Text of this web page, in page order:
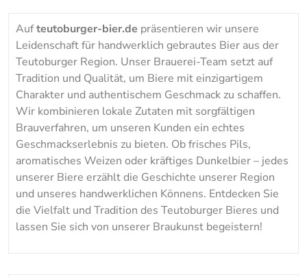
Aufteutoburger-bier.de präsentieren wir unsere
Leidenschaft für handwerklich gebrautes Bier aus der
Teutoburger Region. Unser Brauerei-Team setzt auf
Tradition und Qualität, um Biere mit einzigartigem
Charakter und authentischem Geschmack zu schaffen.
Wir kombinieren lokale Zutaten mit sorgfältigen
Brauverfahren, um unseren Kunden ein echtes
Geschmackserlebnis zu bieten. Ob frisches Pils,
aromatisches Weizen oder kräftiges Dunkelbier – jedes
unserer Biere erzählt die Geschichte unserer Region
und unseres handwerklichen Könnens. Entdecken Sie
die Vielfalt und Tradition des Teutoburger Bieres und
lassen Sie sich von unserer Braukunst begeistern!